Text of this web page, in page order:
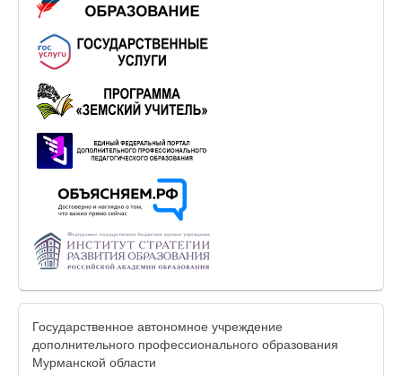
Государственное автономное учреждение
дополнительного профессионального образования
Мурманской области